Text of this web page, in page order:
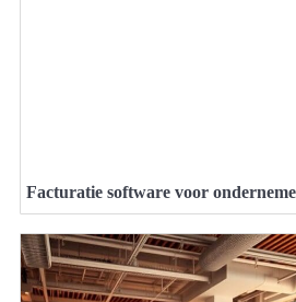
Facturatie software voor